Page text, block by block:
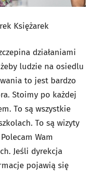
Księżarek
działaniami
ludzie na osiedlu
to jest bardzo
Stoimy po każdej
To są wszystkie
To są wizyty
Wam
Jeśli dyrekcja
pojawią się